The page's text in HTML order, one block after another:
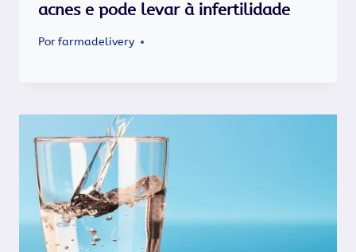
acnes e pode levar à infertilidade
Porfarmadelivery